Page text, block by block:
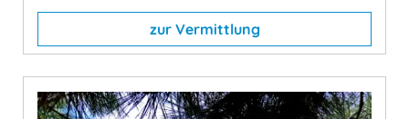
zur Vermittlung